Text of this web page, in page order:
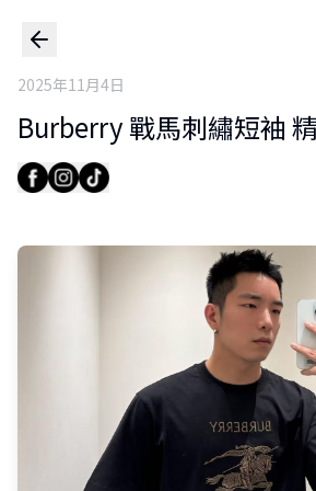
2025年11月4日
Burberry 戰馬刺繡短袖